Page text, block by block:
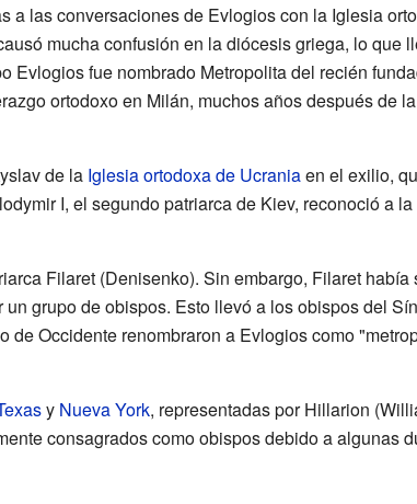
a las conversaciones de Evlogios con la Iglesia
mucha confusión en la diócesis griega, lo que
Evlogios fue nombrado Metropolita del recién
ortodoxo en Milán, muchos años después de
de la Iglesia ortodoxa de Ucraniaen el exilio,
I, el segundo patriarca de Kiev, reconoció a
Filaret (Denisenko). Sin embargo, Filaret había
grupo de obispos. Esto llevó a los obispos del
Occidente renombraron a Evlogios como
y Nueva York, representadas por Hillarion
consagrados como obispos debido a algunas